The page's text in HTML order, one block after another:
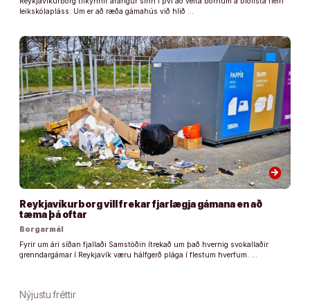
leikskólapláss. Um er að ræða gámahús við hlið …
arrow_forward
Reykjavíkurborg vill frekar fjarlægja gámana en að
tæma þá oftar
Borgarmál
Fyrir um ári síðan fjallaði Samstöðin ítrekað um það hvernig svokallaðir
grenndargámar í Reykjavík væru hálfgerð plága í flestum hverfum. …
Nýjustu fréttir